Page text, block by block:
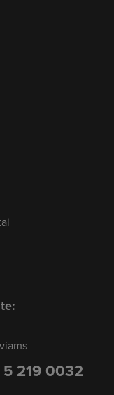
219 0032